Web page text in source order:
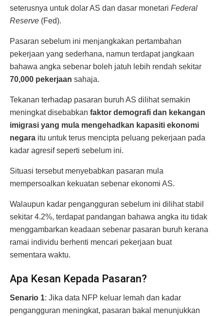
seterusnya untuk dolar AS dan dasar monetari Federal
Reserve (Fed).
Pasaran sebelum ini menjangkakan pertambahan
pekerjaan yang sederhana, namun terdapat jangkaan
bahawa angka sebenar boleh jatuh lebih rendah sekitar
70,000 pekerjaan sahaja.
Tekanan terhadap pasaran buruh AS dilihat semakin
meningkat disebabkan faktor demografi dan kekangan
imig­rasi yang mula mengehadkan kapasiti ekonomi
negara itu untuk terus mencipta peluang pekerjaan pada
kadar agresif seperti sebelum ini.
Situasi tersebut menyebabkan pasaran mula
mempersoalkan kekuatan sebenar ekonomi AS.
Walaupun kadar pengangguran sebelum ini dilihat stabil
sekitar 4.2%, terdapat pandangan bahawa angka itu tidak
menggambarkan keadaan sebenar pasaran buruh kerana
ramai individu berhenti mencari pekerjaan buat
sementara waktu.
Apa Kesan Kepada Pasaran?
Senario 1: Jika data NFP keluar lemah dan kadar
pengangguran meningkat, pasaran bakal menunjukkan